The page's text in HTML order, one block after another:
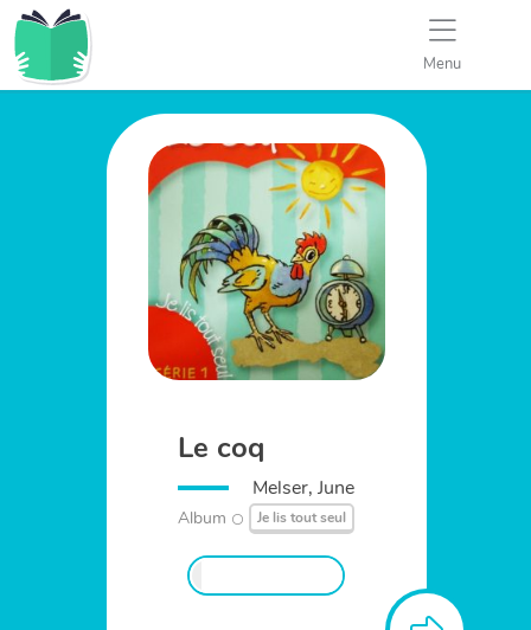
Menu
Le coq
Melser, June
Album Je lis tout seul